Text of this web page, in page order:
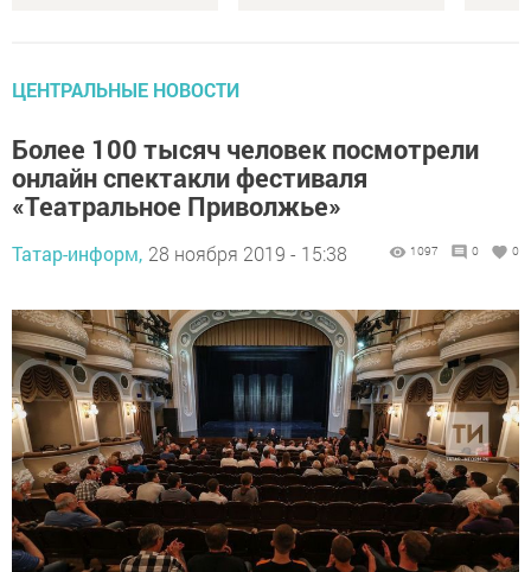
ЦЕНТРАЛЬНЫЕ НОВОСТИ
Более 100 тысяч человек посмотрели
онлайн спектакли фестиваля
«Театральное Приволжье»
Татар-информ, 28 ноября 2019 - 15:38 1097 0 0